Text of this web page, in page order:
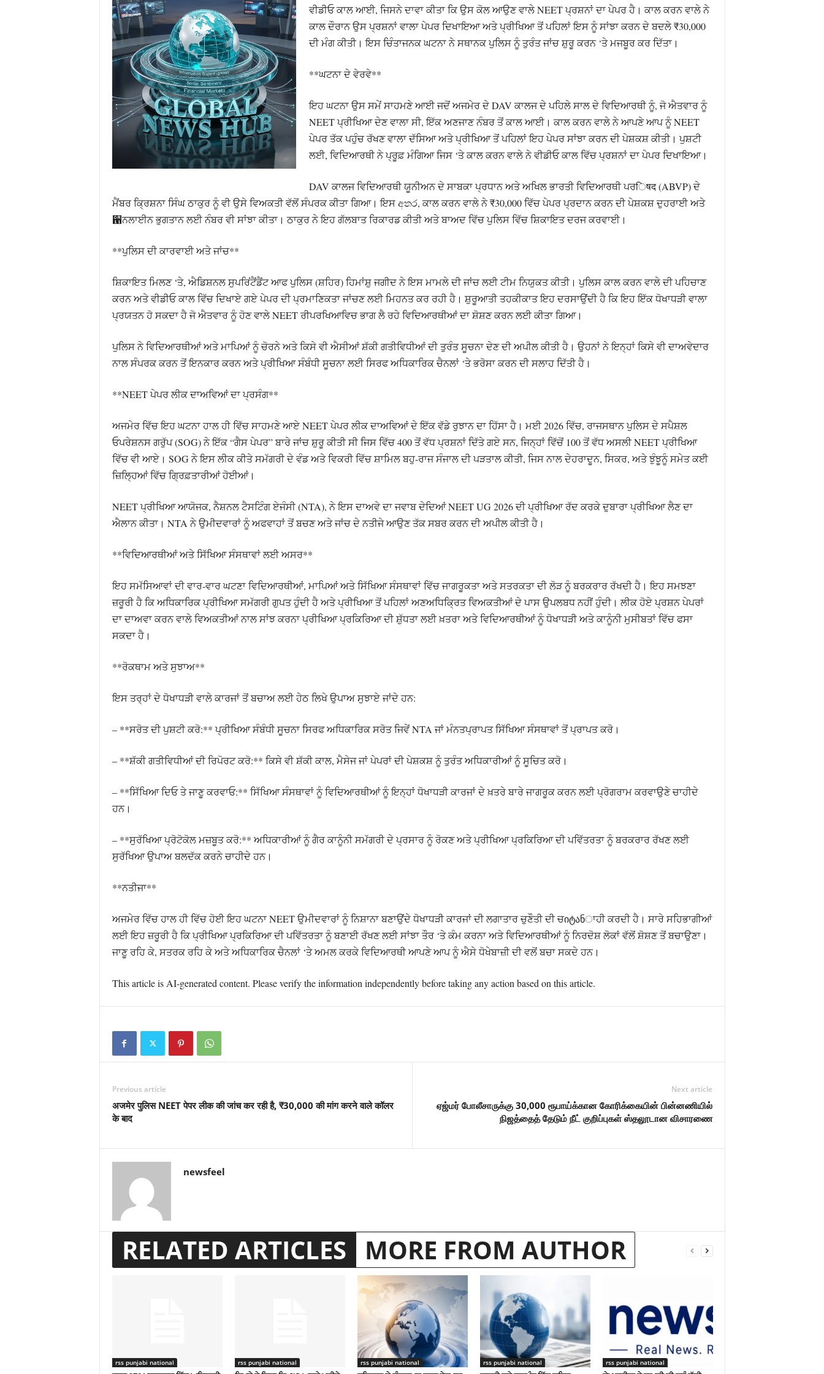
ਵੀਡੀਓ ਕਾਲ ਆਈ, ਜਿਸਨੇ ਦਾਵਾ ਕੀਤਾ ਕਿ ਉਸ ਕੋਲ ਆਉਣ ਵਾਲੇ NEET ਪ੍ਰਸ਼ਨਾਂ ਦਾ ਪੇਪਰ ਹੈ। ਕਾਲ ਕਰਨ ਵਾਲੇ ਨੇ
ਕਾਲ ਦੌਰਾਨ ਉਸ ਪ੍ਰਸ਼ਨਾਂ ਵਾਲਾ ਪੇਪਰ ਦਿਖਾਇਆ ਅਤੇ ਪ੍ਰੀਖਿਆ ਤੋਂ ਪਹਿਲਾਂ ਇਸ ਨੂੰ ਸਾਂਝਾ ਕਰਨ ਦੇ ਬਦਲੇ ₹30,000
ਦੀ ਮੰਗ ਕੀਤੀ। ਇਸ ਚਿੰਤਾਜਨਕ ਘਟਨਾ ਨੇ ਸਥਾਨਕ ਪੁਲਿਸ ਨੂੰ ਤੁਰੰਤ ਜਾਂਚ ਸ਼ੁਰੂ ਕਰਨ ‘ਤੇ ਮਜਬੂਰ ਕਰ ਦਿੱਤਾ।
**ਘਟਨਾ ਦੇ ਵੇਰਵੇ**
ਇਹ ਘਟਨਾ ਉਸ ਸਮੇਂ ਸਾਹਮਣੇ ਆਈ ਜਦੋਂ ਅਜਮੇਰ ਦੇ DAV ਕਾਲਜ ਦੇ ਪਹਿਲੇ ਸਾਲ ਦੇ ਵਿਦਿਆਰਥੀ ਨੂੰ, ਜੋ ਐਤਵਾਰ ਨੂੰ
NEET ਪ੍ਰੀਖਿਆ ਦੇਣ ਵਾਲਾ ਸੀ, ਇੱਕ ਅਣਜਾਣ ਨੰਬਰ ਤੋਂ ਕਾਲ ਆਈ। ਕਾਲ ਕਰਨ ਵਾਲੇ ਨੇ ਆਪਣੇ ਆਪ ਨੂੰ NEET
ਪੇਪਰ ਤੱਕ ਪਹੁੰਚ ਰੱਖਣ ਵਾਲਾ ਦੱਸਿਆ ਅਤੇ ਪ੍ਰੀਖਿਆ ਤੋਂ ਪਹਿਲਾਂ ਇਹ ਪੇਪਰ ਸਾਂਝਾ ਕਰਨ ਦੀ ਪੇਸ਼ਕਸ਼ ਕੀਤੀ। ਪੁਸ਼ਟੀ
ਲਈ, ਵਿਦਿਆਰਥੀ ਨੇ ਪ੍ਰੂਫ਼ ਮੰਗਿਆ ਜਿਸ ‘ਤੇ ਕਾਲ ਕਰਨ ਵਾਲੇ ਨੇ ਵੀਡੀਓ ਕਾਲ ਵਿੱਚ ਪ੍ਰਸ਼ਨਾਂ ਦਾ ਪੇਪਰ ਦਿਖਾਇਆ।
DAV ਕਾਲਜ ਵਿਦਿਆਰਥੀ ਯੂਨੀਅਨ ਦੇ ਸਾਬਕਾ ਪ੍ਰਧਾਨ ਅਤੇ ਅਖਿਲ ਭਾਰਤੀ ਵਿਦਿਆਰਥੀ ਪਰिषद (ABVP) ਦੇ
ਮੈਂਬਰ ਕ੍ਰਿਸ਼ਨਾ ਸਿੰਘ ਠਾਕੁਰ ਨੂੰ ਵੀ ਉਸੇ ਵਿਅਕਤੀ ਵੱਲੋਂ ਸੰਪਰਕ ਕੀਤਾ ਗਿਆ। ਇਸ අතර, ਕਾਲ ਕਰਨ ਵਾਲੇ ਨੇ ₹30,000 ਵਿੱਚ ਪੇਪਰ ਪ੍ਰਦਾਨ ਕਰਨ ਦੀ ਪੇਸ਼ਕਸ਼ ਦੁਹਰਾਈ ਅਤੇ
਑ਨਲਾਈਨ ਭੁਗਤਾਨ ਲਈ ਨੰਬਰ ਵੀ ਸਾਂਝਾ ਕੀਤਾ। ਠਾਕੁਰ ਨੇ ਇਹ ਗੱਲਬਾਤ ਰਿਕਾਰਡ ਕੀਤੀ ਅਤੇ ਬਾਅਦ ਵਿੱਚ ਪੁਲਿਸ ਵਿੱਚ ਸ਼ਿਕਾਇਤ ਦਰਜ ਕਰਵਾਈ।
**ਪੁਲਿਸ ਦੀ ਕਾਰਵਾਈ ਅਤੇ ਜਾਂਚ**
ਸ਼ਿਕਾਇਤ ਮਿਲਣ ‘ਤੇ, ਐਡਿਸ਼ਨਲ ਸੁਪਰਿਂਟੈਂਡੈਂਟ ਆਫ ਪੁਲਿਸ (ਸ਼ਹਿਰ) ਹਿਮਾਂਸ਼ੁ ਜਗੀਦ ਨੇ ਇਸ ਮਾਮਲੇ ਦੀ ਜਾਂਚ ਲਈ ਟੀਮ ਨਿਯੁਕਤ ਕੀਤੀ। ਪੁਲਿਸ ਕਾਲ ਕਰਨ ਵਾਲੇ ਦੀ ਪਹਿਚਾਣ
ਕਰਨ ਅਤੇ ਵੀਡੀਓ ਕਾਲ ਵਿੱਚ ਦਿਖਾਏ ਗਏ ਪੇਪਰ ਦੀ ਪ੍ਰਮਾਣਿਕਤਾ ਜਾਂਚਣ ਲਈ ਮਿਹਨਤ ਕਰ ਰਹੀ ਹੈ। ਸ਼ੁਰੂਆਤੀ ਤਹਕੀਕਾਤ ਇਹ ਦਰਸਾਉਂਦੀ ਹੈ ਕਿ ਇਹ ਇੱਕ ਧੋਖਾਧੜੀ ਵਾਲਾ
ਪ੍ਰਯਤਨ ਹੋ ਸਕਦਾ ਹੈ ਜੋ ਐਤਵਾਰ ਨੂੰ ਹੋਣ ਵਾਲੇ NEET ਰੀਪਰਖਿਆਵਿਚ ਭਾਗ ਲੈ ਰਹੇ ਵਿਦਿਆਰਥੀਆਂ ਦਾ ਸ਼ੋਸ਼ਣ ਕਰਨ ਲਈ ਕੀਤਾ ਗਿਆ।
ਪੁਲਿਸ ਨੇ ਵਿਦਿਆਰਥੀਆਂ ਅਤੇ ਮਾਪਿਆਂ ਨੂੰ ਚੋਰਨੇ ਅਤੇ ਕਿਸੇ ਵੀ ਐਸੀਆਂ ਸ਼ੱਕੀ ਗਤੀਵਿਧੀਆਂ ਦੀ ਤੁਰੰਤ ਸੂਚਨਾ ਦੇਣ ਦੀ ਅਪੀਲ ਕੀਤੀ ਹੈ। ਉਹਨਾਂ ਨੇ ਇਨ੍ਹਾਂ ਕਿਸੇ ਵੀ ਦਾਅਵੇਦਾਰ
ਨਾਲ ਸੰਪਰਕ ਕਰਨ ਤੋਂ ਇਨਕਾਰ ਕਰਨ ਅਤੇ ਪ੍ਰੀਖਿਆ ਸੰਬੰਧੀ ਸੂਚਨਾ ਲਈ ਸਿਰਫ ਅਧਿਕਾਰਿਕ ਚੈਨਲਾਂ ‘ਤੇ ਭਰੋਸਾ ਕਰਨ ਦੀ ਸਲਾਹ ਦਿੱਤੀ ਹੈ।
**NEET ਪੇਪਰ ਲੀਕ ਦਾਅਵਿਆਂ ਦਾ ਪ੍ਰਸੰਗ**
ਅਜਮੇਰ ਵਿੱਚ ਇਹ ਘਟਨਾ ਹਾਲ ਹੀ ਵਿੱਚ ਸਾਹਮਣੇ ਆਏ NEET ਪੇਪਰ ਲੀਕ ਦਾਅਵਿਆਂ ਦੇ ਇੱਕ ਵੱਡੇ ਰੁਝਾਨ ਦਾ ਹਿੱਸਾ ਹੈ। ਮਈ 2026 ਵਿੱਚ, ਰਾਜਸਥਾਨ ਪੁਲਿਸ ਦੇ ਸਪੈਸ਼ਲ
ਓਪਰੇਸ਼ਨਸ ਗਰੁੱਪ (SOG) ਨੇ ਇੱਕ “ਗੈਸ ਪੇਪਰ” ਬਾਰੇ ਜਾਂਚ ਸ਼ੁਰੂ ਕੀਤੀ ਸੀ ਜਿਸ ਵਿੱਚ 400 ਤੋਂ ਵੱਧ ਪ੍ਰਸ਼ਨਾਂ ਦਿੱਤੇ ਗਏ ਸਨ, ਜਿਨ੍ਹਾਂ ਵਿੱਚੋਂ 100 ਤੋਂ ਵੱਧ ਅਸਲੀ NEET ਪ੍ਰੀਖਿਆ
ਵਿੱਚ ਵੀ ਆਏ। SOG ਨੇ ਇਸ ਲੀਕ ਕੀਤੇ ਸਮੱਗਰੀ ਦੇ ਵੰਡ ਅਤੇ ਵਿਕਰੀ ਵਿੱਚ ਸ਼ਾਮਿਲ ਬਹੁ-ਰਾਜ ਸੰਜਾਲ ਦੀ ਪੜਤਾਲ ਕੀਤੀ, ਜਿਸ ਨਾਲ ਦੇਹਰਾਦੂਨ, ਸਿਕਰ, ਅਤੇ ਝੁੰਝੂਨੂੰ ਸਮੇਤ ਕਈ
ਜ਼ਿਲ੍ਹਿਆਂ ਵਿੱਚ ਗ੍ਰਿਫ਼ਤਾਰੀਆਂ ਹੋਈਆਂ।
NEET ਪ੍ਰੀਖਿਆ ਆਯੋਜਕ, ਨੈਸ਼ਨਲ ਟੈਸਟਿੰਗ ਏਜੰਸੀ (NTA), ਨੇ ਇਸ ਦਾਅਵੇ ਦਾ ਜਵਾਬ ਦੇਦਿਆਂ NEET UG 2026 ਦੀ ਪ੍ਰੀਖਿਆ ਰੱਦ ਕਰਕੇ ਦੁਬਾਰਾ ਪ੍ਰੀਖਿਆ ਲੈਣ ਦਾ
ਐਲਾਨ ਕੀਤਾ। NTA ਨੇ ਉਮੀਦਵਾਰਾਂ ਨੂੰ ਅਫਵਾਹਾਂ ਤੋਂ ਬਚਣ ਅਤੇ ਜਾਂਚ ਦੇ ਨਤੀਜੇ ਆਉਣ ਤੱਕ ਸਬਰ ਕਰਨ ਦੀ ਅਪੀਲ ਕੀਤੀ ਹੈ।
**ਵਿਦਿਆਰਥੀਆਂ ਅਤੇ ਸਿੱਖਿਆ ਸੰਸਥਾਵਾਂ ਲਈ ਅਸਰ**
ਇਹ ਸਮੱਸਿਆਵਾਂ ਦੀ ਵਾਰ-ਵਾਰ ਘਟਣਾ ਵਿਦਿਆਰਥੀਆਂ, ਮਾਪਿਆਂ ਅਤੇ ਸਿੱਖਿਆ ਸੰਸਥਾਵਾਂ ਵਿੱਚ ਜਾਗਰੂਕਤਾ ਅਤੇ ਸਤਰਕਤਾ ਦੀ ਲੋੜ ਨੂੰ ਬਰਕਰਾਰ ਰੱਖਦੀ ਹੈ। ਇਹ ਸਮਝਣਾ
ਜ਼ਰੂਰੀ ਹੈ ਕਿ ਅਧਿਕਾਰਿਕ ਪ੍ਰੀਖਿਆ ਸਮੱਗਰੀ ਗੁਪਤ ਹੁੰਦੀ ਹੈ ਅਤੇ ਪ੍ਰੀਖਿਆ ਤੋਂ ਪਹਿਲਾਂ ਅਣਅਧਿਕ੍ਰਿਤ ਵਿਅਕਤੀਆਂ ਦੇ ਪਾਸ ਉਪਲਬਧ ਨਹੀਂ ਹੁੰਦੀ। ਲੀਕ ਹੋਏ ਪ੍ਰਸ਼ਨ ਪੇਪਰਾਂ
ਦਾ ਦਾਅਵਾ ਕਰਨ ਵਾਲੇ ਵਿਅਕਤੀਆਂ ਨਾਲ ਸਾਂਝ ਕਰਨਾ ਪ੍ਰੀਖਿਆ ਪ੍ਰਕਿਰਿਆ ਦੀ ਸ਼ੁੱਧਤਾ ਲਈ ਖ਼ਤਰਾ ਅਤੇ ਵਿਦਿਆਰਥੀਆਂ ਨੂੰ ਧੋਖਾਧੜੀ ਅਤੇ ਕਾਨੂੰਨੀ ਮੁਸੀਬਤਾਂ ਵਿੱਚ ਫਸਾ
ਸਕਦਾ ਹੈ।
**ਰੋਕਥਾਮ ਅਤੇ ਸੁਝਾਅ**
ਇਸ ਤਰ੍ਹਾਂ ਦੇ ਧੋਖਾਧੜੀ ਵਾਲੇ ਕਾਰਜਾਂ ਤੋਂ ਬਚਾਅ ਲਈ ਹੇਠ ਲਿਖੇ ਉਪਾਅ ਸੁਝਾਏ ਜਾਂਦੇ ਹਨ:
– **ਸਰੋਤ ਦੀ ਪੁਸ਼ਟੀ ਕਰੋ:** ਪ੍ਰੀਖਿਆ ਸੰਬੰਧੀ ਸੂਚਨਾ ਸਿਰਫ ਅਧਿਕਾਰਿਕ ਸਰੋਤ ਜਿਵੇਂ NTA ਜਾਂ ਮੰਨਤਪ੍ਰਾਪਤ ਸਿੱਖਿਆ ਸੰਸਥਾਵਾਂ ਤੋਂ ਪ੍ਰਾਪਤ ਕਰੋ।
– **ਸ਼ੱਕੀ ਗਤੀਵਿਧੀਆਂ ਦੀ ਰਿਪੋਰਟ ਕਰੋ:** ਕਿਸੇ ਵੀ ਸ਼ੱਕੀ ਕਾਲ, ਮੈਸੇਜ ਜਾਂ ਪੇਪਰਾਂ ਦੀ ਪੇਸ਼ਕਸ਼ ਨੂੰ ਤੁਰੰਤ ਅਧਿਕਾਰੀਆਂ ਨੂੰ ਸੂਚਿਤ ਕਰੋ।
– **ਸਿੱਖਿਆ ਦਿਓ ਤੇ ਜਾਣੂ ਕਰਵਾਓ:** ਸਿੱਖਿਆ ਸੰਸਥਾਵਾਂ ਨੂੰ ਵਿਦਿਆਰਥੀਆਂ ਨੂੰ ਇਨ੍ਹਾਂ ਧੋਖਾਧੜੀ ਕਾਰਜਾਂ ਦੇ ਖ਼ਤਰੇ ਬਾਰੇ ਜਾਗਰੂਕ ਕਰਨ ਲਈ ਪ੍ਰੋਗਰਾਮ ਕਰਵਾਉਣੇ ਚਾਹੀਦੇ
ਹਨ।
– **ਸੁਰੱਖਿਆ ਪ੍ਰੋਟੋਕੋਲ ਮਜ਼ਬੂਤ ਕਰੋ:** ਅਧਿਕਾਰੀਆਂ ਨੂੰ ਗੈਰ ਕਾਨੂੰਨੀ ਸਮੱਗਰੀ ਦੇ ਪ੍ਰਸਾਰ ਨੂੰ ਰੋਕਣ ਅਤੇ ਪ੍ਰੀਖਿਆ ਪ੍ਰਕਿਰਿਆ ਦੀ ਪਵਿੱਤਰਤਾ ਨੂੰ ਬਰਕਰਾਰ ਰੱਖਣ ਲਈ
ਸੁਰੱਖਿਆ ਉਪਾਅ ਬਲਦੱਕ ਕਰਨੇ ਚਾਹੀਦੇ ਹਨ।
**ਨਤੀਜਾ**
ਅਜਮੇਰ ਵਿੱਚ ਹਾਲ ਹੀ ਵਿੱਚ ਹੋਈ ਇਹ ਘਟਨਾ NEET ਉਮੀਦਵਾਰਾਂ ਨੂੰ ਨਿਸ਼ਾਨਾ ਬਣਾਉਂਦੇ ਧੋਖਾਧੜੀ ਕਾਰਜਾਂ ਦੀ ਲਗਾਤਾਰ ਚੁਣੌਤੀ ਦੀ ਚიტანਾਹੀ ਕਰਦੀ ਹੈ। ਸਾਰੇ ਸਹਿਭਾਗੀਆਂ
ਲਈ ਇਹ ਜ਼ਰੂਰੀ ਹੈ ਕਿ ਪ੍ਰੀਖਿਆ ਪ੍ਰਕਿਰਿਆ ਦੀ ਪਵਿੱਤਰਤਾ ਨੂੰ ਬਣਾਈ ਰੱਖਣ ਲਈ ਸਾਂਝਾ ਤੌਰ ‘ਤੇ ਕੰਮ ਕਰਨਾ ਅਤੇ ਵਿਦਿਆਰਥੀਆਂ ਨੂੰ ਨਿਰਦੋਸ਼ ਲੋਕਾਂ ਵੱਲੋਂ ਸ਼ੋਸ਼ਣ ਤੋਂ ਬਚਾਉਣਾ।
ਜਾਣੂ ਰਹਿ ਕੇ, ਸਤਰਕ ਰਹਿ ਕੇ ਅਤੇ ਅਧਿਕਾਰਿਕ ਚੈਨਲਾਂ ‘ਤੇ ਅਮਲ ਕਰਕੇ ਵਿਦਿਆਰਥੀ ਆਪਣੇ ਆਪ ਨੂੰ ਐਸੇ ਧੋਖੇਬਾਜ਼ੀ ਦੀ ਵਲੋਂ ਬਚਾ ਸਕਦੇ ਹਨ।
This article is AI-generated content. Please verify the information independently before taking any action based on this article.
Previous article
अजमेर पुलिस NEET पेपर लीक की जांच कर रही है, ₹30,000 की मांग करने वाले कॉलर
के बाद
Next article
ஏஜ்மர் போலீசாருக்கு 30,000 ரூபாய்க்கான கோரிக்கையின் பின்னணியில்
நிஜத்தைத் தேடும் நீட் குறிப்புகள் ஸ்தலூடான விசாரணை
newsfeel
RELATED ARTICLES MORE FROM AUTHOR
rss punjabi national rss punjabi national rss punjabi national rss punjabi national rss punjabi national